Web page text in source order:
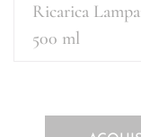
Ricarica
500 ml